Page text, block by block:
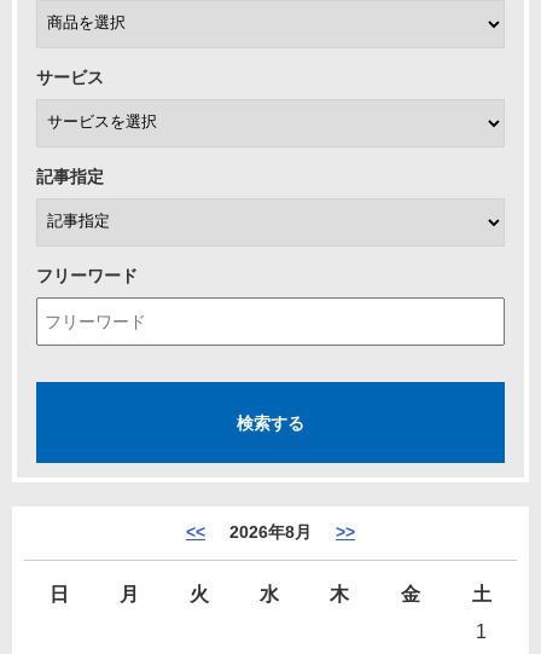
サービス
記事指定
フリーワード
<< 2026年8月 >>
日 月 火 水 木 金
土
1